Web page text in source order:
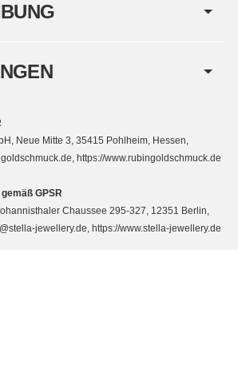
Neue Mitte 3, 35415 Pohlheim, Hessen,
https://www.rubingoldschmuck.de
GPSR
Chaussee 295-327, 12351 Berlin,
jewellery.de, https://www.stella-jewellery.de